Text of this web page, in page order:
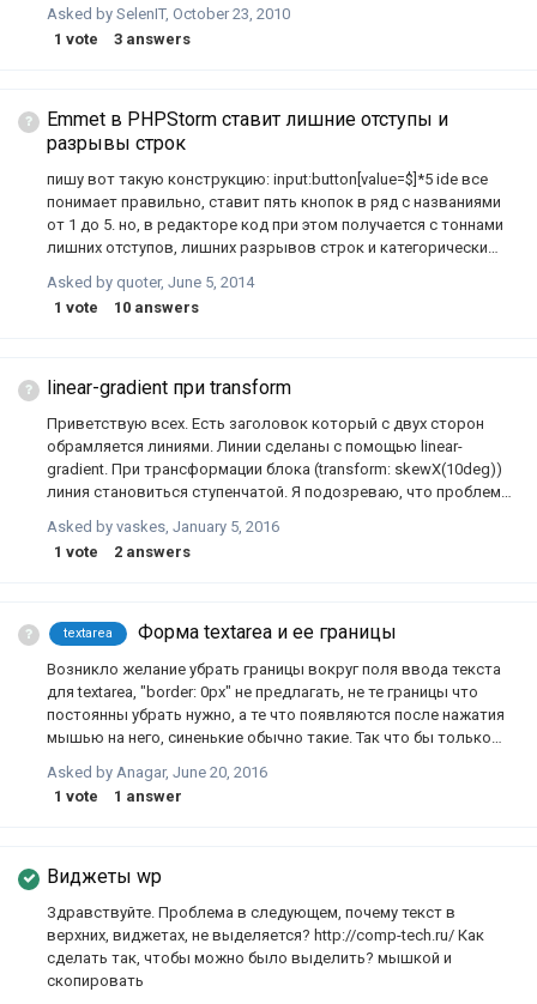
просто абзацы и списки раздувает раза в 4, получается
безобразие. Алгоритм какой-то хитрый: содержимое дива с
раздувать бывший aside, но когда ставлю aside обоим —
раскусывает, зараза, и основной див всё равно раздувает.
(т.е. ч…
Asked by SelenIT, October 23, 2010
1 vote 3 answers
Emmet в PHPStorm ставит лишние отступы и
разрывы строк
пишу вот такую конструкцию: input:button[value=$]*5 ide все
понимает правильно, ставит пять кнопок в ряд с названиями
от 1 до 5. но, в редакторе код при этом получается с тоннами
лишних отступов, лишних разрывов строк и категорически
value="2"/><input type="button" value="3"/><input type="button"
value="4"/><input type="button" value="5"/>при этом
мануале и кнопки мне бы хотелось видеть а таком же
Asked by quoter, June 5, 2014
1 vote 10 answers
linear-gradient при transform
Приветствую всех. Есть заголовок который с двух сторон
обрамляется линиями. Линии сделаны с помощью linear-
gradient. При трансформации блока (transform: skewX(10deg))
линия становиться ступенчатой. Я подозреваю, что проблема
понимания почему так происходит у меня нет. Как бы вы
реализовали данный блок и почему? ссылка на codepen для
Asked by vaskes January 5, 2016
1 vote 2 answers
textarea Форма textarea и ее границы
Возникло желание убрать границы вокруг поля ввода текста
для textarea, "border: 0px" не предлагать, не те границы что
постоянны убрать нужно, а те что появляются после нажатия
мышью на него, синенькие обычно такие. Так что бы только
Для тех кто будет искать, ответ сам нашел. Нужно в стили это
вставить!) textarea {outline:none;} textarea:active {outline:none;}
Asked by Anagar, June 20, 2016
1 vote 1 answer
Виджеты wp
Здравствуйте. Проблема в следующем, почему текст в
верхних, виджетах, не выделяется? http://comp-tech.ru/ Как
сделать так, чтобы можно было выделить? мышкой и
скопировать